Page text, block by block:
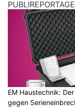
EM Haustechnik:
gegen